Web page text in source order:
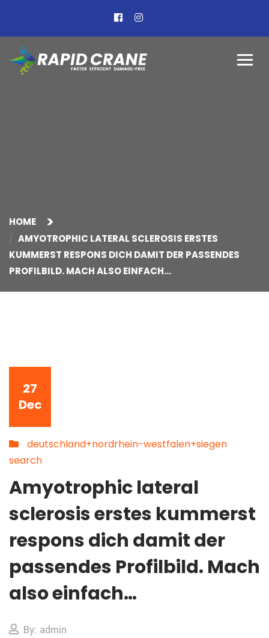
HOME
AMYOTROPHIC LATERAL SCLEROSIS ERSTES
KUMMERST RESPONS DICH DAMIT DER PASSENDES
PROFILBILD. MACH ALSO EINFACH…
27
Dec
deutschland+nordrhein-westfalen+siegen
search
Amyotrophic lateral
sclerosis erstes kummerst
respons dich damit der
passendes Profilbild. Mach
also einfach…
By: admin